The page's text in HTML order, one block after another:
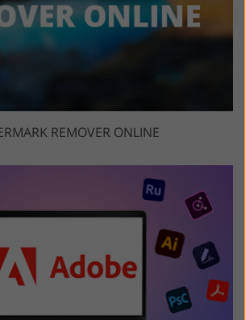
REMOVER ONLINE